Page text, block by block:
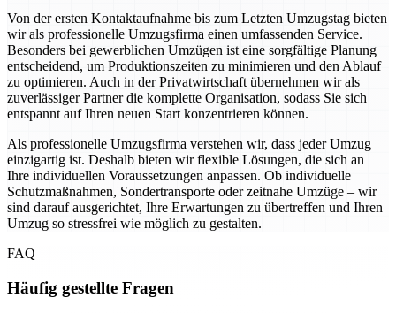
Von der ersten Kontaktaufnahme bis zum Letzten Umzugstag bieten
wir als professionelle Umzugsfirma einen umfassenden Service.
Besonders bei gewerblichen Umzügen ist eine sorgfältige Planung
entscheidend, um Produktionszeiten zu minimieren und den Ablauf
zu optimieren. Auch in der Privatwirtschaft übernehmen wir als
zuverlässiger Partner die komplette Organisation, sodass Sie sich
entspannt auf Ihren neuen Start konzentrieren können.
Als professionelle Umzugsfirma verstehen wir, dass jeder Umzug
einzigartig ist. Deshalb bieten wir flexible Lösungen, die sich an
Ihre individuellen Voraussetzungen anpassen. Ob individuelle
Schutzmaßnahmen, Sondertransporte oder zeitnahe Umzüge – wir
sind darauf ausgerichtet, Ihre Erwartungen zu übertreffen und Ihren
Umzug so stressfrei wie möglich zu gestalten.
FAQ
Häufig gestellte Fragen